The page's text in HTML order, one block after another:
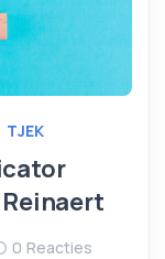
TJEK
0 Reacties